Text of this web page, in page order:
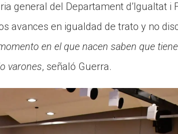
general del Departament d’Igualtat i
avances en igualdad de trato y no
en el que nacen saben que
varones, señaló Guerra.